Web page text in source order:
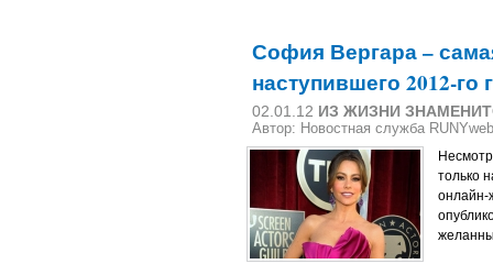
София Вергара –
наступившего 2012-го
02.01.12 ИЗ ЖИЗНИ
Автор: Новостная служба RUNYweb
только
онлайн-